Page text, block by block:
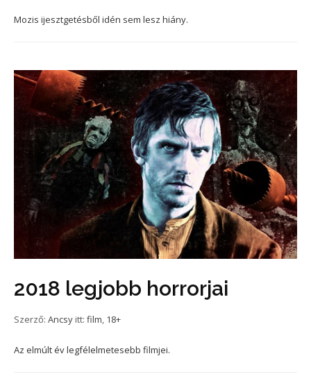
Mozis ijesztgetésből idén sem lesz hiány.
2018 legjobb horrorjai
Szerző: Ancsy itt: film, 18+
Az elmúlt év legfélelmetesebb filmjei.